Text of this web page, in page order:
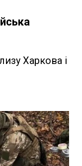
Харкова і